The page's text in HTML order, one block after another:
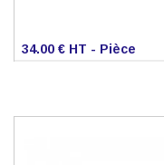
34.00 € HT - Pièce